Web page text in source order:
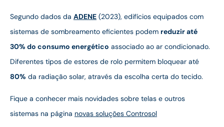
Segundo dados da ADENE (2023), edifícios equipados com
sistemas de sombreamento eficientes podem reduzir até
30% do consumo energético associado ao ar condicionado.
Diferentes tipos de estores de rolo permitem bloquear até
80% da radiação solar, através da escolha certa do tecido.
Fique a conhecer mais novidades sobre telas e outros
sistemas na página novas soluções Controsol